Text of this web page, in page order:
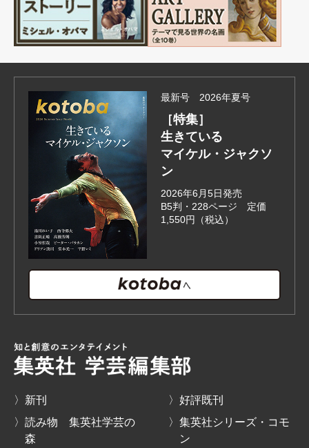
最新号 2026年夏号
［特集］
生きている
マイケル・ジャクソ
ン
2026年6月5日発売
B5判・228ページ 定価
1,550円（税込）
〉新刊
〉読み物 集英社学芸の
森
〉好評既刊
〉集英社シリーズ・コモ
ン